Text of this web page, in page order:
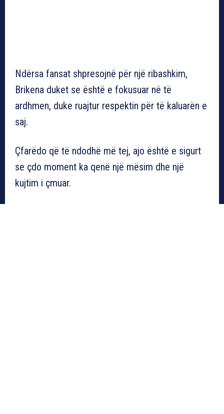
Ndërsa fansat shpresojnë për një ribashkim,
Brikena duket se është e fokusuar në të
ardhmen, duke ruajtur respektin për të kaluarën e
saj.
Çfarëdo që të ndodhë më tej, ajo është e sigurt
se çdo moment ka qenë një mësim dhe një
kujtim i çmuar.